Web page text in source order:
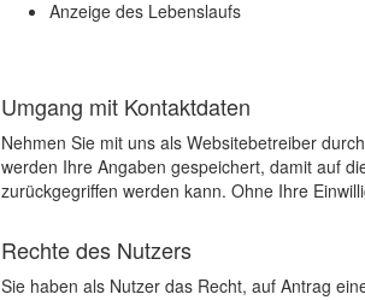
Anzeige des Lebenslaufs
Umgang mit Kontaktdaten
Nehmen Sie mit uns als Websitebetreiber
werden Ihre Angaben gespeichert, damit auf
zurückgegriffen werden kann. Ohne Ihre
Rechte des Nutzers
Sie haben als Nutzer das Recht, auf Antrag